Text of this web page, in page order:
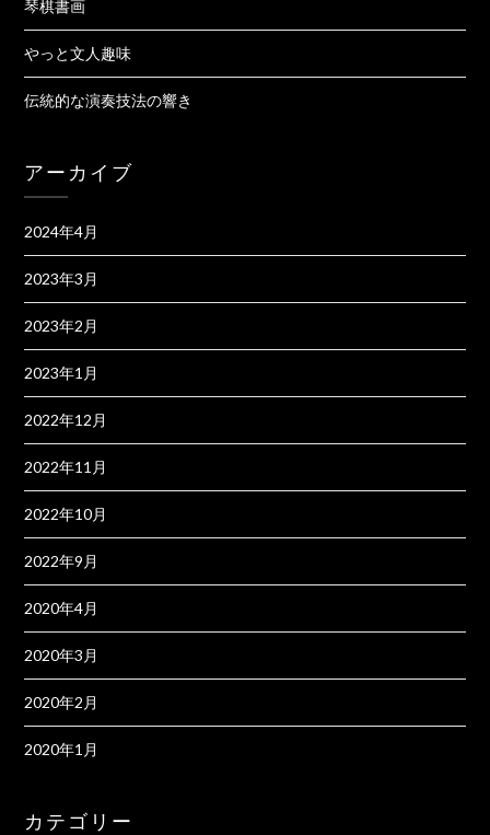
琴棋書画
やっと文人趣味
伝統的な演奏技法の響き
アーカイブ
2024年4月
2023年3月
2023年2月
2023年1月
2022年12月
2022年11月
2022年10月
2022年9月
2020年4月
2020年3月
2020年2月
2020年1月
カテゴリー